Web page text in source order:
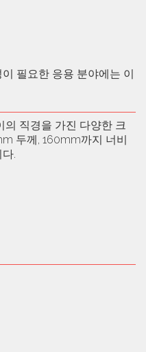
필요한 응용 분야에는 이
직경을 가진 다양한 크
두께, 160mm까지 너비
.